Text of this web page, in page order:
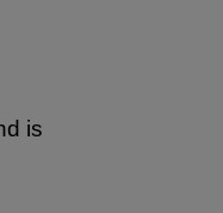
is